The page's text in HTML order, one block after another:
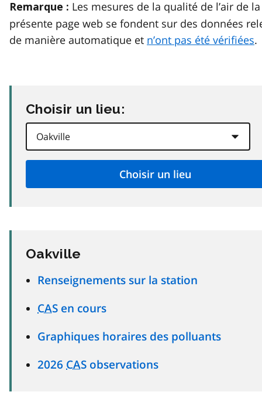
Remarque : Les mesures de la qualité de l’air de la
présente page web se fondent sur des données
de manière automatique et n’ont pas été vérifiées.
Choisir un lieu:
Oakville
Renseignements sur la station
CAS en cours
Graphiques horaires des polluants
2026 CAS observations